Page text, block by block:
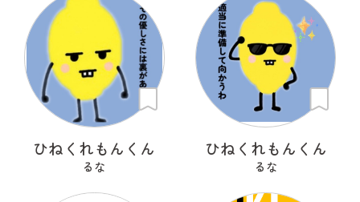
ひねくれもんくん
るな
ひねくれもんくん
るな